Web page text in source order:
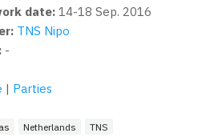
date: 14-18 Sep. 2016
TNS Nipo
-
| Parties
Netherlands TNS